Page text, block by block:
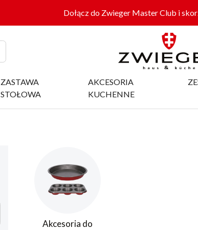
Dołącz do Zwieger Master Club i
ZASTAWA
STOŁOWA
AKCESORIA
KUCHENNE
Akcesoria do